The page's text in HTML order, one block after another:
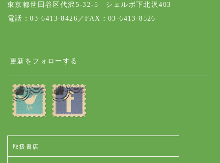
東京都世田谷区代沢5-32-5 シェルボ下北沢403
電話：03-6413-8426／FAX：03-6413-8526
更新をフォローする
取扱書店